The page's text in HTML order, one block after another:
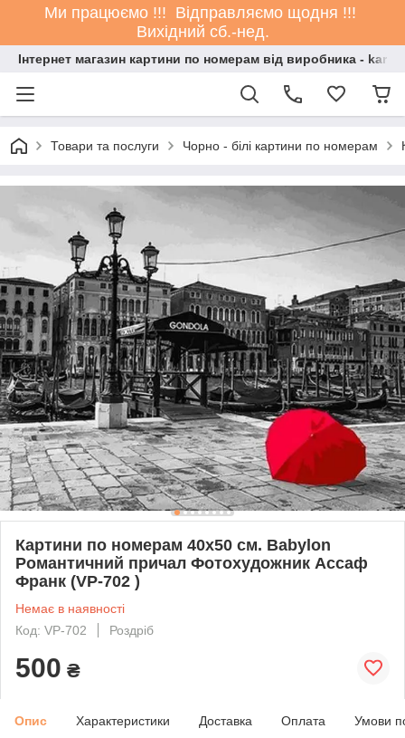
Ми працюємо !!! Відправляємо щодня !!!
Вихідний сб.-нед.
Інтернет магазин картини по номерам від виробника -
Товари та послуги Чорно - білі картини по номерам
Картини по номерам 40х50 см. Babylon
Романтичний причал Фотохудожник Ассаф
Франк (VP-702 )
Немає в наявності
Код: VP-702
Роздріб
500 ₴
Опис Характеристики Доставка Оплата Умови